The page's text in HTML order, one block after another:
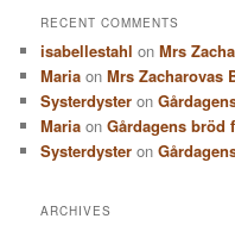
RECENT COMMENTS
isabellestahl onMrs
Maria onMrs Zacharovas
Systerdyster on
Maria onGårdagens bröd
Systerdyster on
ARCHIVES